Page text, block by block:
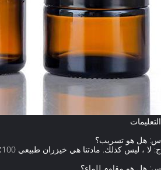
التعليمات
س: هل هو تسريب؟
ج: لا ، ليس كذلك. مادتنا هي خيزران طبيعي 100٪ عالي الجودة ويتم فحص كل غطاء بعناية من قبل أشخاص محترفين قبل التعبئة.